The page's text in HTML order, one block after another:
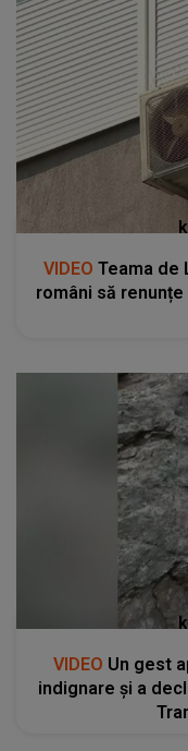
VIDEO Teama de
români să
VIDEO Un gest
indignare și a